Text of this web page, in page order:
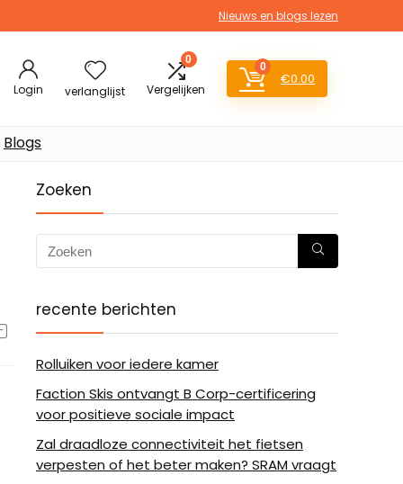
Nieuws en blogs lezen
Login verlanglijst
0
Vergelijken
0
€0.00
Blogs
Zoeken
recente berichten
Rolluiken voor iedere kamer
Faction Skis ontvangt B Corp-certificering
voor positieve sociale impact
Zal draadloze connectiviteit het fietsen
verpesten of het beter maken? SRAM vraagt